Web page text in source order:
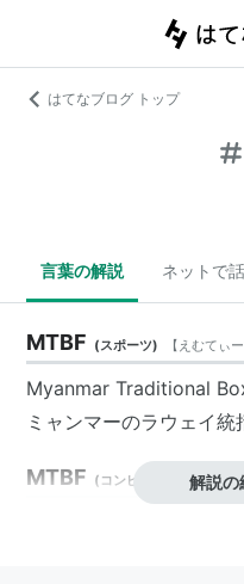
はてなブログ トップ
言葉の解説 ネットで
MTBF (スポーツ) 【 えむてぃ
Myanmar Traditional
ミャンマーのラウェイ統
MTBF ( コンピュータ 【えむ
解説の